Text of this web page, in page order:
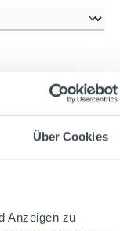
Über Cookies
Anzeigen zu